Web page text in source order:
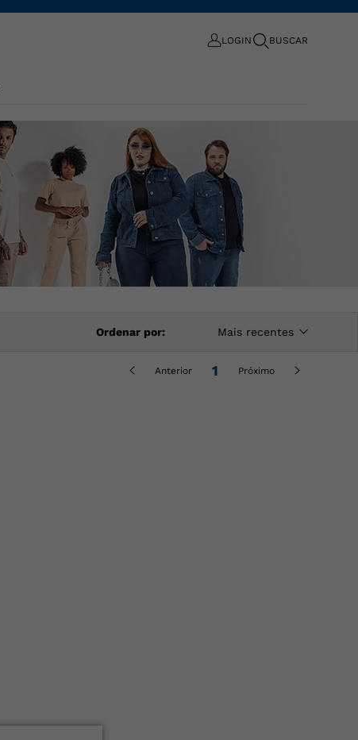
LOGIN BUSCAR
Ordenar por Mais recentes
Anterior 1 Próximo